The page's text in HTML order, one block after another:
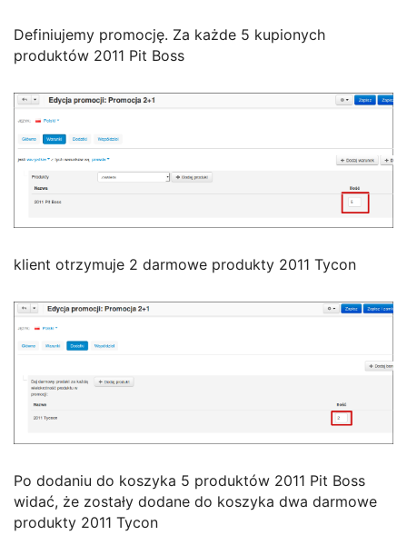
Definiujemy promocję. Za każde 5 kupionych
produktów 2011 Pit Boss
klient otrzymuje 2 darmowe produkty 2011 Tycon
Po dodaniu do koszyka 5 produktów 2011 Pit Boss
widać, że zostały dodane do koszyka dwa darmowe
produkty 2011 Tycon